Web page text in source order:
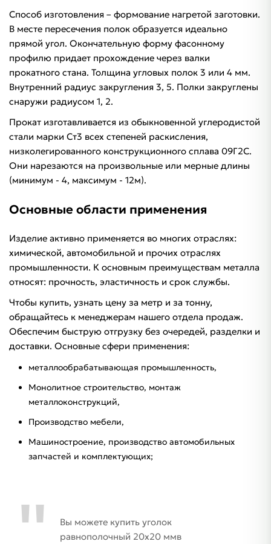
Способ изготовления – формование нагретой заготовки.
В месте пересечения полок образуется идеально
прямой угол. Окончательную форму фасонному
профилю придает прохождение через валки
прокатного стана. Толщина угловых полок 3 или 4 мм.
Внутренний радиус закругления 3, 5. Полки закруглены
снаружи радиусом 1, 2.
Прокат изготавливается из обыкновенной углеродистой
стали марки Ст3 всех степеней раскисления,
низколегированного конструкционного сплава 09Г2С.
Они нарезаются на произвольные или мерные длины
(минимум - 4, максимум - 12м).
Основные области применения
Изделие активно применяется во многих отраслях:
химической, автомобильной и прочих отраслях
промышленности. К основным преимуществам металла
относят: прочность, эластичность и срок службы.
Чтобы купить, узнать цену за метр и за тонну,
обращайтесь к менеджерам нашего отдела продаж.
Обеспечим быструю отгрузку без очередей, разделки и
доставки. Основные сфери применения:
металлообрабатывающая промышленность,
Монолитное строительство, монтаж
металлоконструкций,
Производство мебели,
Машиностроение, производство автомобильных
запчастей и комплектующих;
Вы можете купить уголок
равнополочный 20х20 ммв